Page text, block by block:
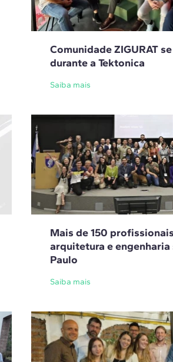
Comunidade ZIGURAT
durante a Tektonica
Saiba mais
Mais de 150
arquitetura e engenharia
Paulo
Saiba mais